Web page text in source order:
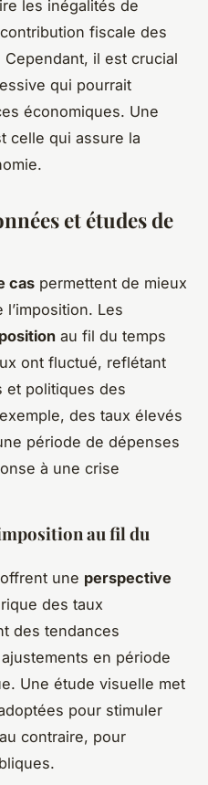
les inégalités de
fiscale des
il est crucial
qui pourrait
économiques. Une
celle qui assure la
et études de
cas permettent de mieux
l’imposition. Les
au fil du temps
ont fluctué, reflétant
et politiques des
des taux élevés
période de dépenses
à une crise
au fil du
une perspective
des taux
des tendances
en période
Une étude visuelle met
pour stimuler
contraire, pour